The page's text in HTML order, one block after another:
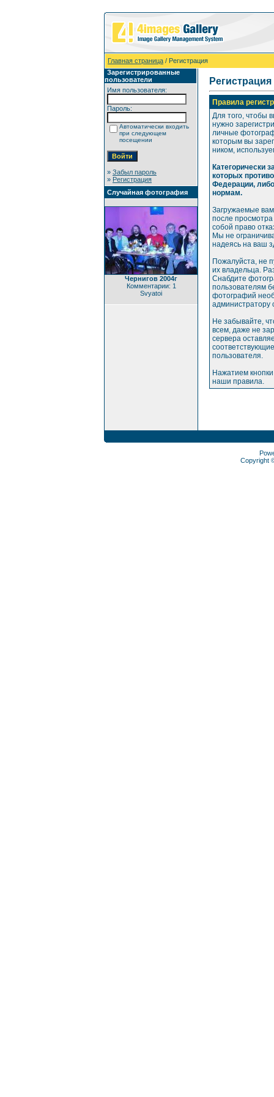
Главная страница / Регистрация
Зарегистрированные
пользователи
Имя пользователя:
Пароль:
Автоматически входить
при следующем
посещении
» Забыл пароль
» Регистрация
Случайная фотография
Чернигов 2004г
Комментарии: 1
Svyatoi
Регистрация
Правила
Для того, чтобы
нужно
личные
которым вы
ником,
Категорически
которых
Федерации,
нормам.
Загружаемые
после
собой право
Мы не
надеясь на ваш
Пожалуйста, не
их владельца.
Снабдите
пользователям
фотографий
администратору
Не забывайте,
всем, даже не
сервера
пользователя.
Нажатием
наши правила.
Copyright